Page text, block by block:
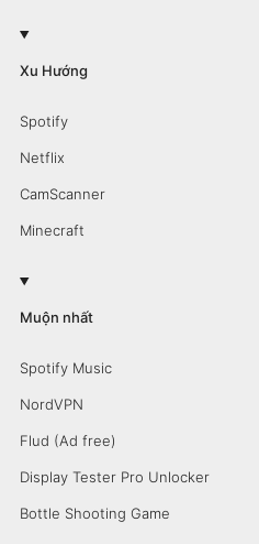
Xu Hướng
Spotify
Netflix
CamScanner
Minecraft
Muộn nhất
Spotify Music
NordVPN
Flud (Ad free)
Display Tester Pro Unlocker
Bottle Shooting Game